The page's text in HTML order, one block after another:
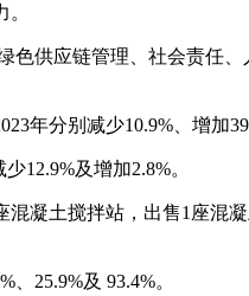
供应链管理、社会责任、
分别减少10.9%、增加
12.9%及增加2.8%。
凝土搅拌站，出售1座混
25.9%及 93.4%。